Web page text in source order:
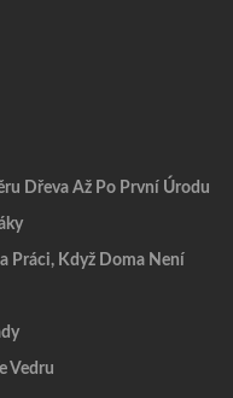
Dřeva Až Po První Úrodu
Práci, Když Doma Není
Vedru